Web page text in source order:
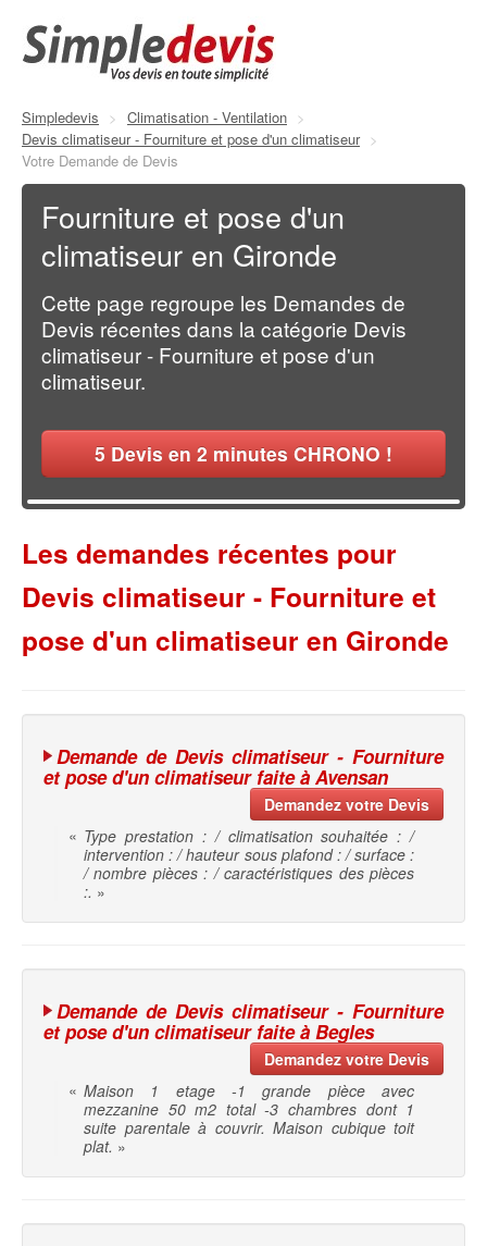
Simpledevis > Climatisation - Ventilation >
Devis climatiseur - Fourniture et pose d'un climatiseur >
Votre Demande de Devis
Fourniture et pose d'un
climatiseur en Gironde
Cette page regroupe les Demandes de
Devis récentes dans la catégorie Devis
climatiseur - Fourniture et pose d'un
climatiseur.
5 Devis en 2 minutes CHRONO !
Les demandes récentes pour
Devis climatiseur - Fourniture et
pose d'un climatiseur en Gironde
Demande de Devis climatiseur - Fourniture
et pose d'un climatiseur faite à Avensan
Demandez votre Devis
« Type prestation : / climatisation souhaitée : /
intervention : / hauteur sous plafond : / surface :
/ nombre pièces : / caractéristiques des pièces
:. »
Demande de Devis climatiseur - Fourniture
et pose d'un climatiseur faite à Begles
Demandez votre Devis
« Maison 1 etage -1 grande pièce avec
mezzanine 50 m2 total -3 chambres dont 1
suite parentale à couvrir. Maison cubique toit
plat. »